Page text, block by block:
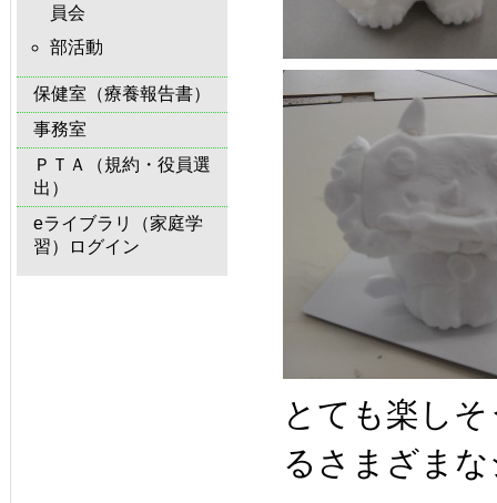
員会
部活動
保健室（療養報告書）
事務室
ＰＴＡ（規約・役員選
出）
eライブラリ（家庭学
習）ログイン
とても楽し
るさまざま